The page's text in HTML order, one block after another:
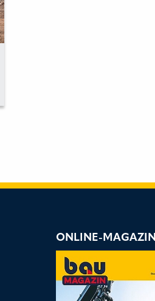
ONLINE-MAGAZIN